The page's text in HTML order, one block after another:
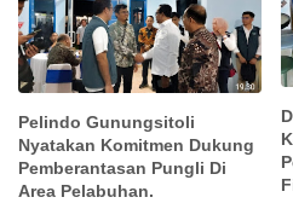
Pelindo Gunungsitoli
Nyatakan Komitmen Dukung
Pemberantasan Pungli Di
Area Pelabuhan.